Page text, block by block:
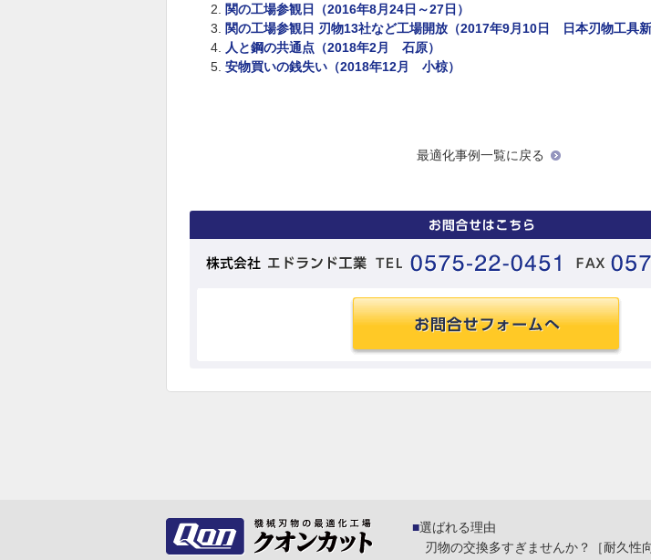
関の工場参観日（2016年8月24日～27日）
関の工場参観日 刃物13社など工場開放（2017年9月10日 日本刃物工具新
人と鋼の共通点（2018年2月 石原）
安物買いの銭失い（2018年12月 小椋）
最適化事例一覧に戻る
選ばれる理由
刃物の交換多すぎませんか？［耐久性向